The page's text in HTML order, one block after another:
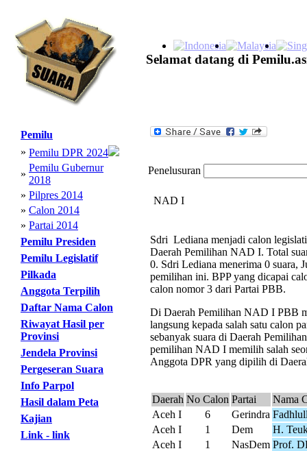
Selamat datang di
Pemilu
» Pemilu DPR 2024
»
Pemilu Gubernur
2018
» Pilpres 2014
» Calon 2014
» Partai 2014
Pemilu Presiden
Pemilu Legislatif
Pilkada
Anggota Terpilih
Daftar Nama Calon
Riwayat Hasil per
Provinsi
Jendela Provinsi
Pergeseran Suara
Info Parpol
Hasil dalam Peta
Kajian
Link - link
Penelusuran
NAD I
Sdri Lediana menjadi calon
Daerah Pemilihan NAD I. Total
0. Sdri Lediana menerima 0 suara,
pemilihan ini. BPP yang dicapai
calon nomor 3 dari Partai PBB.
Di Daerah Pemilihan NAD I PBB
langsung kepada salah satu calon
sebanyak suara di Daerah
pemilihan NAD I memilih salah
Anggota DPR yang dipilih di
Daerah No Calon Partai
Nama
Aceh I
6 Gerindra
Aceh I
1 Dem
H.
Aceh I
1 NasDem Prof.